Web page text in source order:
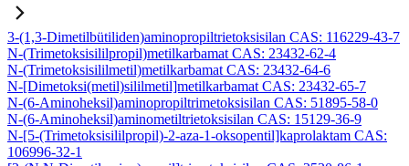
3-(1,3-Dimetilbütiliden)aminopropiltrietoksisilan CAS: 116229-43-7
N-(Trimetoksisililpropil)metilkarbamat CAS: 23432-62-4
N-(Trimetoksisililmetil)metilkarbamat CAS: 23432-64-6
N-[Dimetoksi(metil)sililmetil]metilkarbamat CAS: 23432-65-7
N-(6-Aminoheksil)aminopropiltrimetoksisilan CAS: 51895-58-0
N-(6-Aminoheksil)aminometiltrietoksisilan CAS: 15129-36-9
N-[5-(Trimetoksisililpropil)-2-aza-1-oksopentil]kaprolaktam CAS:
106996-32-1